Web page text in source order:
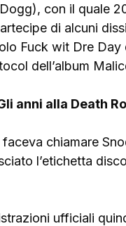
con il quale
di alcuni
Fuck wit Dre
dell’album
anni alla Death
chiamare
l’etichetta
ufficiali